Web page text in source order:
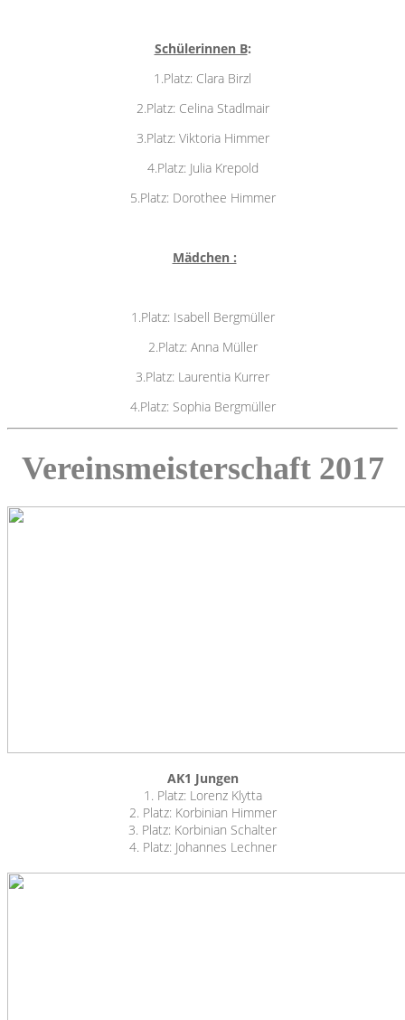
Schülerinnen B:
1.Platz: Clara Birzl
2.Platz: Celina Stadlmair
3.Platz: Viktoria Himmer
4.Platz: Julia Krepold
5.Platz: Dorothee Himmer
Mädchen :
1.Platz: Isabell Bergmüller
2.Platz: Anna Müller
3.Platz: Laurentia Kurrer
4.Platz: Sophia Bergmüller
Vereinsmeisterschaft 2017
AK1 Jungen
1. Platz: Lorenz Klytta
2. Platz: Korbinian Himmer
3. Platz: Korbinian Schalter
4. Platz: Johannes Lechner